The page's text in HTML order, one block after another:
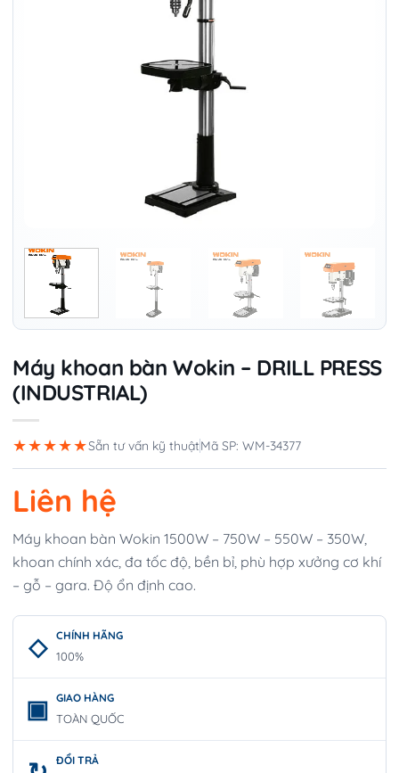
Máy khoan bàn Wokin – DRILL PRESS
(INDUSTRIAL)
★★★★★Sẵn tư vấn kỹ thuậtMã SP: WM-34377
Liên hệ
Máy khoan bàn Wokin 1500W – 750W – 550W – 350W,
khoan chính xác, đa tốc độ, bền bỉ, phù hợp xưởng cơ khí
– gỗ – gara. Độ ổn định cao.
CHÍNH HÃNG
100%
GIAO HÀNG
TOÀN QUỐC
ĐỔI TRẢ